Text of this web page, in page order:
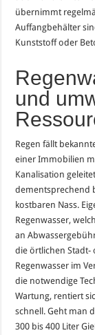
übernimmt
Auffangbehälter
Kunststoff oder
und
Regen fällt
einer Immobilien
Kanalisation
dementsprechend
kostbaren Nass.
Regenwasser,
an
die örtlichen Stadt-
Regenwasser im
die notwendige
Wartung, rentiert
schnell. Geht man
300 bis 400 Liter